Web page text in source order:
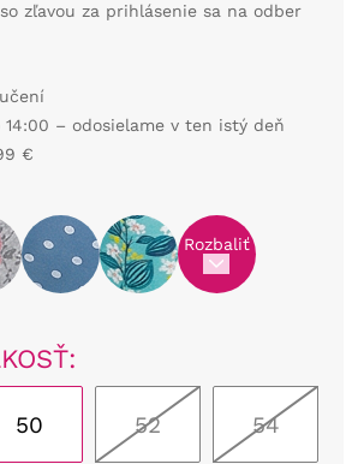
zľavou za prihlásenie sa na odber
14:00 – odosielame v ten istý deň
€
Rozbaliť
50 52 54